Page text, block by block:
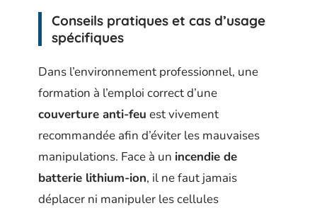
Conseils pratiques et cas d’usage
spécifiques
Dans l’environnement professionnel, une
formation à l’emploi correct d’une
couverture anti-feu est vivement
recommandée afin d’éviter les mauvaises
manipulations. Face à un incendie de
batterie lithium-ion, il ne faut jamais
déplacer ni manipuler les cellules